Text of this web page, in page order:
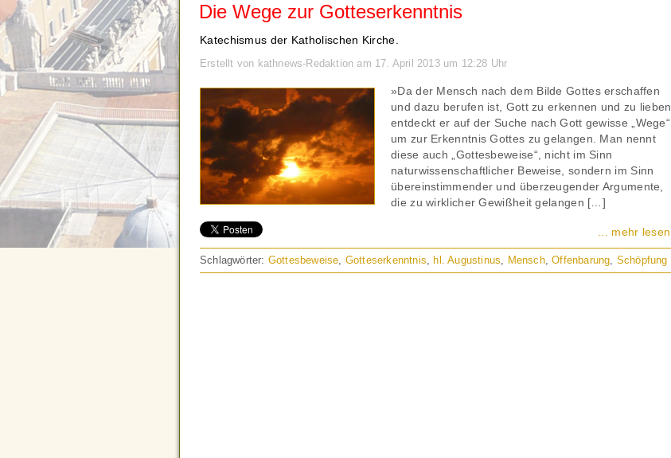
Die Wege zur Gotteserkenntnis
Katechismus der Katholischen Kirche.
Erstellt von kathnews-Redaktion am 17. April 2013 um 12:28 Uhr
»Da der Mensch nach dem Bilde Gottes erschaffen
und dazu berufen ist, Gott zu erkennen und zu lieben,
entdeckt er auf der Suche nach Gott gewisse „Wege“,
um zur Erkenntnis Gottes zu gelangen. Man nennt
diese auch „Gottesbeweise“, nicht im Sinn
naturwissenschaftlicher Beweise, sondern im Sinn
übereinstimmender und überzeugender Argumente,
die zu wirklicher Gewißheit gelangen […]
... mehr lesen
Schlagwörter: Gottesbeweise, Gotteserkenntnis, hl. Augustinus, Mensch,Offenbarung, Schöpfung